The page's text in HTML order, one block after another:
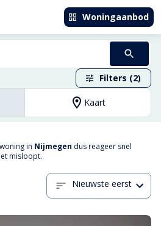
Woningaanbod
Filters (2)
Kaart
in Nijmegen dus reageer snel
misloopt.
Nieuwste eerst